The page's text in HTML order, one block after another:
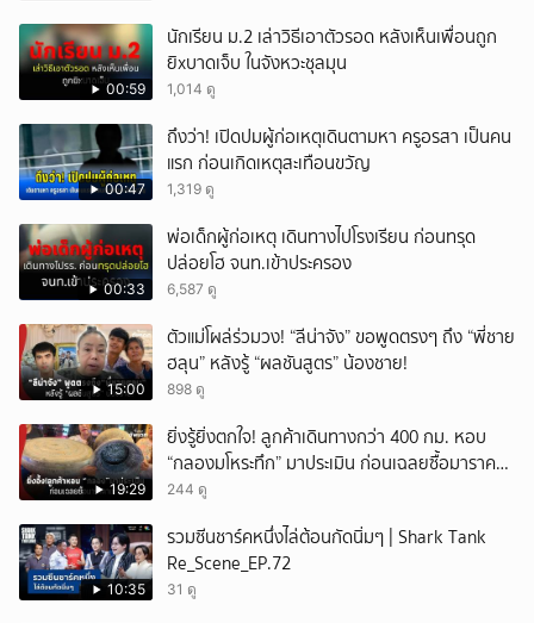
00:59
นักเรียน ม.2 เล่าวิธีเอาตัวรอด หลังเห็นเพื่อนถูก
ยิxบาดเจ็บ ในจังหวะชุลมุน
1,014 ดู
00:47
ถึงว่า! เปิดปมผู้ก่อเหตุเดินตามหา ครูอรสา เป็นคน
แรก ก่อนเกิดเหตุสะเทือนขวัญ
1,319 ดู
00:33
พ่อเด็กผู้ก่อเหตุ เดินทางไปโรงเรียน ก่อนทรุด
ปล่อยโฮ จนท.เข้าประครอง
6,587 ดู
15:00
ตัวแม่โผล่ร่วมวง! “ลีน่าจัง” ขอพูดตรงๆ ถึง “พี่ชาย
ฮลุน” หลังรู้ “ผลชันสูตร” น้องชาย!
898 ดู
19:29
ยิ่งรู้ยิ่งตกใจ! ลูกค้าเดินทางกว่า 400 กม. หอบ
“กลองมโหระทึก” มาประเมิน ก่อนเฉลยซื้อมาราคา
เท่าไหร่?
244 ดู
10:35
รวมซีนชาร์คหนึ่งไล่ต้อนกัดนิ่มๆ | Shark Tank
Re_Scene_EP.72
31 ดู